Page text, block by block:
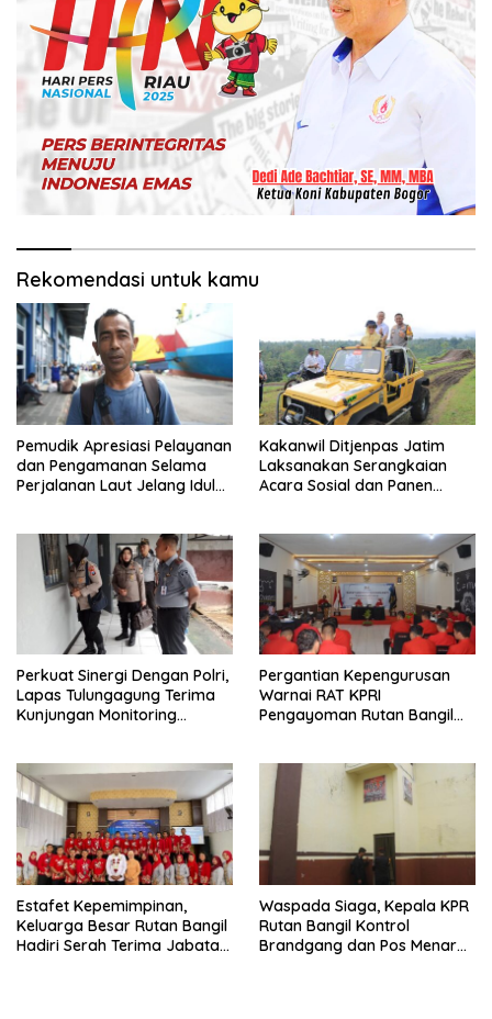
Rekomendasi untuk kamu
Pemudik Apresiasi Pelayanan
dan Pengamanan Selama
Perjalanan Laut Jelang Idul
Kakanwil Ditjenpas Jatim
Laksanakan Serangkaian
Acara Sosial dan Panen
Perkuat Sinergi Dengan Polri,
Lapas Tulungagung Terima
Kunjungan Monitoring
Pergantian Kepengurusan
Warnai RAT KPRI
Pengayoman Rutan Bangil
Estafet Kepemimpinan,
Keluarga Besar Rutan Bangil
Hadiri Serah Terima Jabatan
Waspada Siaga, Kepala KPR
Rutan Bangil Kontrol
Brandgang dan Pos Menara